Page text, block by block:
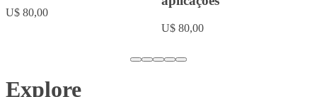
U$ 18,00
Explore